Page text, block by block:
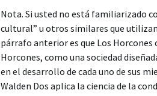
Nota. Si usted no está familiarizado
cultural” u otros similares que
párrafo anterior es que Los
Horcones, como una sociedad
en el desarrollo de cada uno de sus
Walden Dos aplica la ciencia de la